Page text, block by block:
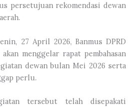
persetujuan rekomendasi dewan
27 April 2026, Banmus DPRD
menggelar rapat pembahasan
dewan bulan Mei 2026 serta
perlu.
tersebut telah disepakati